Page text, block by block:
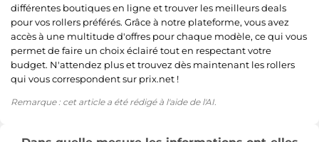
différentes boutiques en ligne et trouver les meilleurs deals
pour vos rollers préférés. Grâce à notre plateforme, vous avez
accès à une multitude d'offres pour chaque modèle, ce qui vous
permet de faire un choix éclairé tout en respectant votre
budget. N'attendez plus et trouvez dès maintenant les rollers
qui vous correspondent sur prix.net !
Remarque : cet article a été rédigé à l'aide de l'AI.